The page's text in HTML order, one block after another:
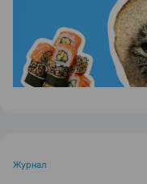
Журнал